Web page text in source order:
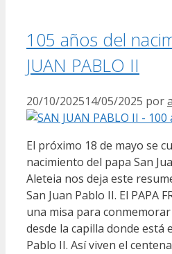
105 años del
JUAN PABLO II
20/10/202514/05/2025 por
El próximo 18 de mayo se
nacimiento del papa San
Aleteia nos deja este
San Juan Pablo II. El PAPA
una misa para
desde la capilla donde está
Pablo II. Así viven el